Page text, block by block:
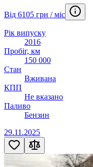
Від 6105 грн / міс
Рік випуску
2016
Пробіг, км
150 000
Стан
Вживана
КПП
Не вказано
Паливо
Бензин
29.11.2025